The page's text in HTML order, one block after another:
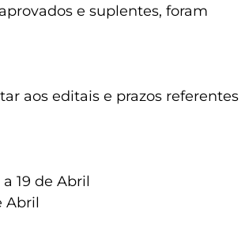
e suplentes, foram
aos editais e prazos referentes
19 de Abril
Abril